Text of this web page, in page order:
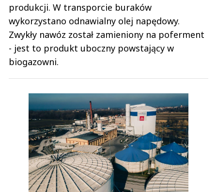
produkcji. W transporcie buraków
wykorzystano odnawialny olej napędowy.
Zwykły nawóz został zamieniony na poferment
- jest to produkt uboczny powstający w
biogazowni.